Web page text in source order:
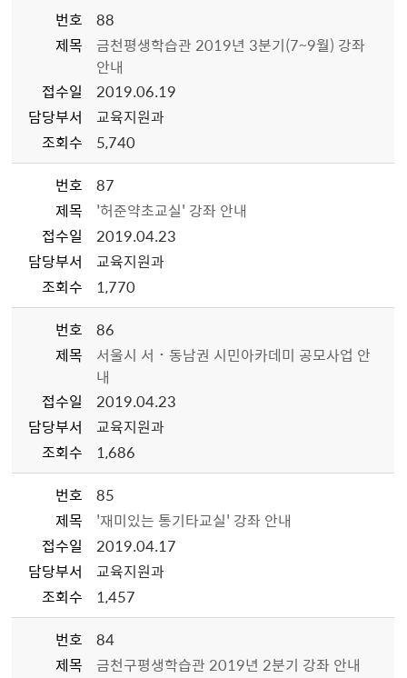
번호
88
제목
금천평생학습관 2019년 3분기(7~9월) 강좌
안내
접수일
2019.06.19
담당부서
교육지원과
조회수
5,740
번호
87
제목
'허준약초교실' 강좌 안내
접수일
2019.04.23
담당부서
교육지원과
조회수
1,770
번호
86
제목
서울시 서˙동남권 시민아카데미 공모사업 안
내
접수일
2019.04.23
담당부서
교육지원과
조회수
1,686
번호
85
제목
'재미있는 통기타교실' 강좌 안내
접수일
2019.04.17
담당부서
교육지원과
조회수
1,457
번호
84
제목
금천구평생학습관 2019년 2분기 강좌 안내